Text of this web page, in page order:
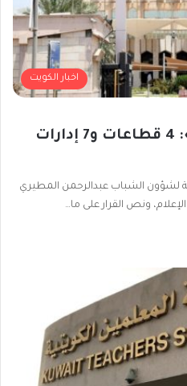
اخبار الكويت
هيكل جديد لـ «الإعلام»: 4 قطاعات و7 إدارات
لشؤون الشباب عبدالرحمن المطيري
ونص القرار على ما…